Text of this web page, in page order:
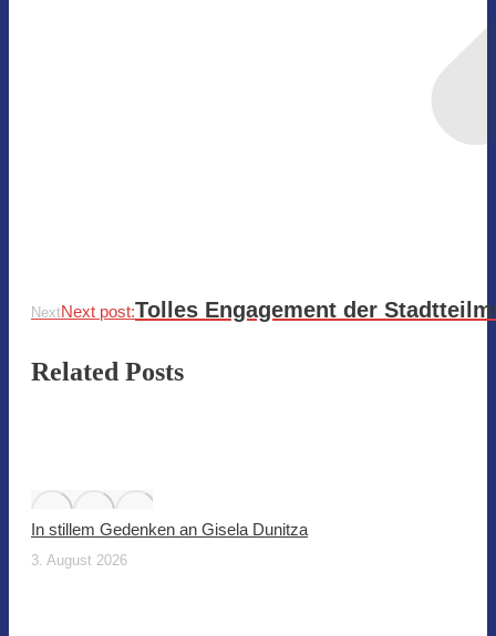
NextNext post:Tolles Engagement der
Related Posts
In stillem Gedenken an Gisela Dunitza
3. August 2026